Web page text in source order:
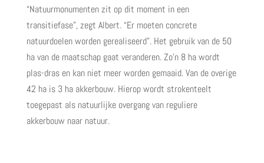
“Natuurmonumenten zit op dit moment in een
transitiefase”, zegt Albert. “Er moeten concrete
natuurdoelen worden gerealiseerd”. Het gebruik van de 50
ha van de maatschap gaat veranderen. Zo’n 8 ha wordt
plas-dras en kan niet meer worden gemaaid. Van de overige
42 ha is 3 ha akkerbouw. Hierop wordt strokenteelt
toegepast als natuurlijke overgang van reguliere
akkerbouw naar natuur.